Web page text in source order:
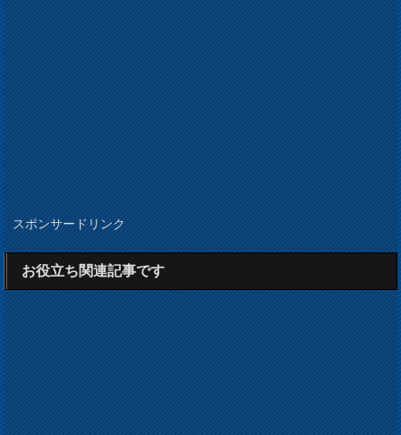
スポンサードリンク
お役立ち関連記事です